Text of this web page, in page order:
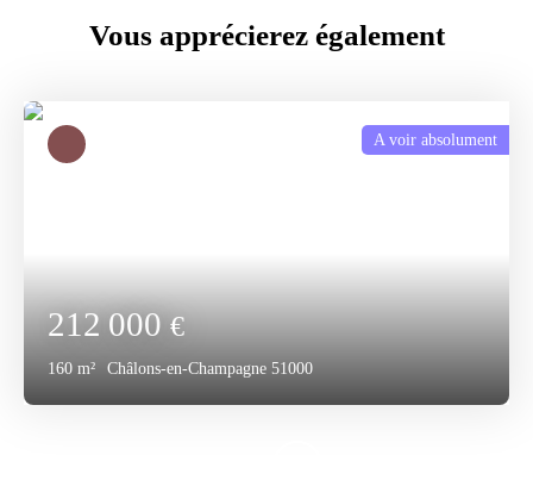
Vous apprécierezégalement
212 000€
160 m² Châlons-en-Champagne 51000
A voir absolument